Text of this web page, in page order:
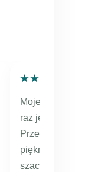
★★★★★
★★★★★
Moje kolejne
raz jestem
Przesyłka
pięknie
szacunkiem dla